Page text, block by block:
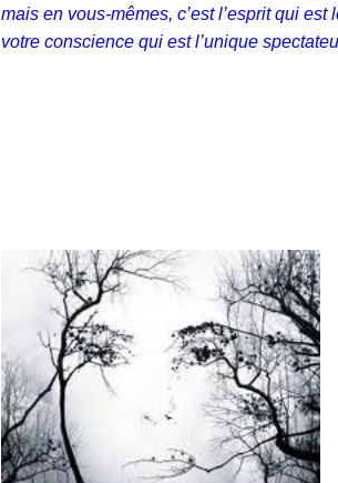
mais en vous-mêmes, c’est l’esprit qui est
votre conscience qui est l’unique